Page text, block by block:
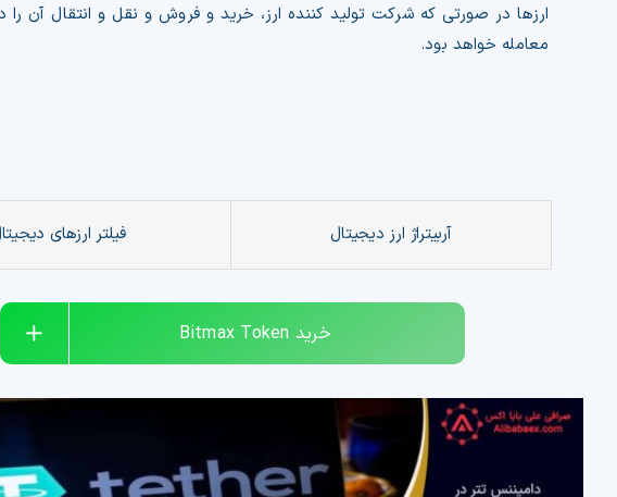
ارزها در صورتی که شرکت تولید کننده ارز، خرید و فروش و نقل و انتقال آن
معامله خواهد بود.
آربیتراژ ارز دیجیتال فیلتر ارزهای
خرید Bitmax Token